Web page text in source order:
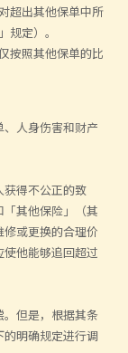
超出其他保单中所
定）。
按照其他保单的比
人身伤害和财产
获得不公正的致
其他保险」（其
或更换的合理价
他能够追回超过
但是，根据其条
明确规定进行调